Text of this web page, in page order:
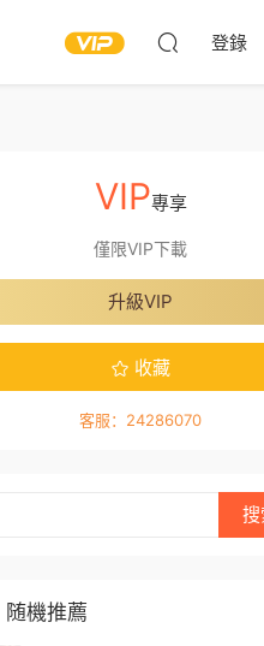
登錄
VIP專享
僅限VIP下載
升級VIP
收藏
客服：24286070
随機推薦